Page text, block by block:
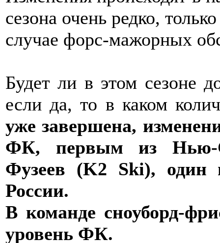
сезона очень редко,
случае форс-мажорных
Будет ли в этом сезоне
если да, то в каком
уже завершена,
ФК, первым из Нью-
Фузеев (K2 Ski), один
России.
В команде сноуборд-
уровень ФК.